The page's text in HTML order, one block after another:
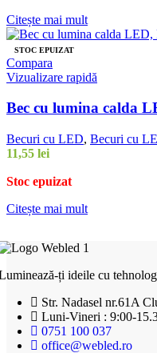
Citește mai mult
STOC EPUIZAT
Compara
Vizualizare rapidă
Bec cu lumina calda
Becuri cu LED, Becuri cu
11,55 lei
Stoc epuizat
Citește mai mult
ți ideile cu
Str. Nadasel nr.61A
Luni-Vineri : 9:00-
0751 100 037
office@webled.ro